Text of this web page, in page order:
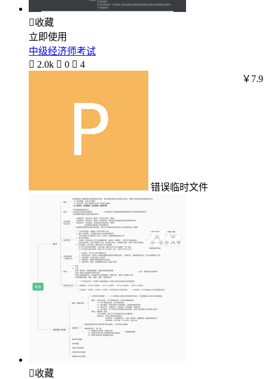
收藏
立即使用
中级经济师考试
 2.0k  0  4
错误临时文件
￥7.9
收藏